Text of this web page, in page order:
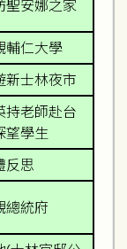
聖安娜之家
輔仁大學
新士林夜市
持老師赴台
望學生
反思
總統府